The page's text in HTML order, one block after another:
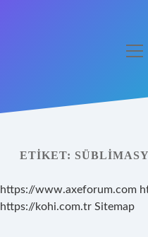
Yasal Uyarı
Hakkımızda
ETIKET:
https://www.axeforum.com
https://kohi.com.tr Sitemap